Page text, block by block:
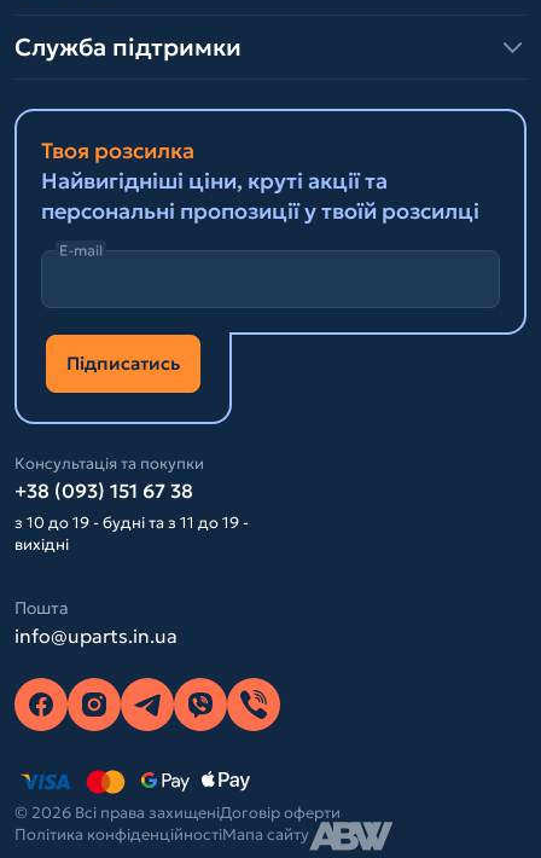
Служба підтримки
Твоя розсилка
Найвигідніші ціни, круті акції та
персональні пропозиції у твоїй розсилці
E-mail
Підписатись
Консультація та покупки
+38 (093) 151 67 38
з 10 до 19 - будні та з 11 до 19 -
вихідні
Пошта
info@uparts.in.ua
© 2026 Всі права захищеніДоговір оферти
Політика конфіденційностіМапа сайту